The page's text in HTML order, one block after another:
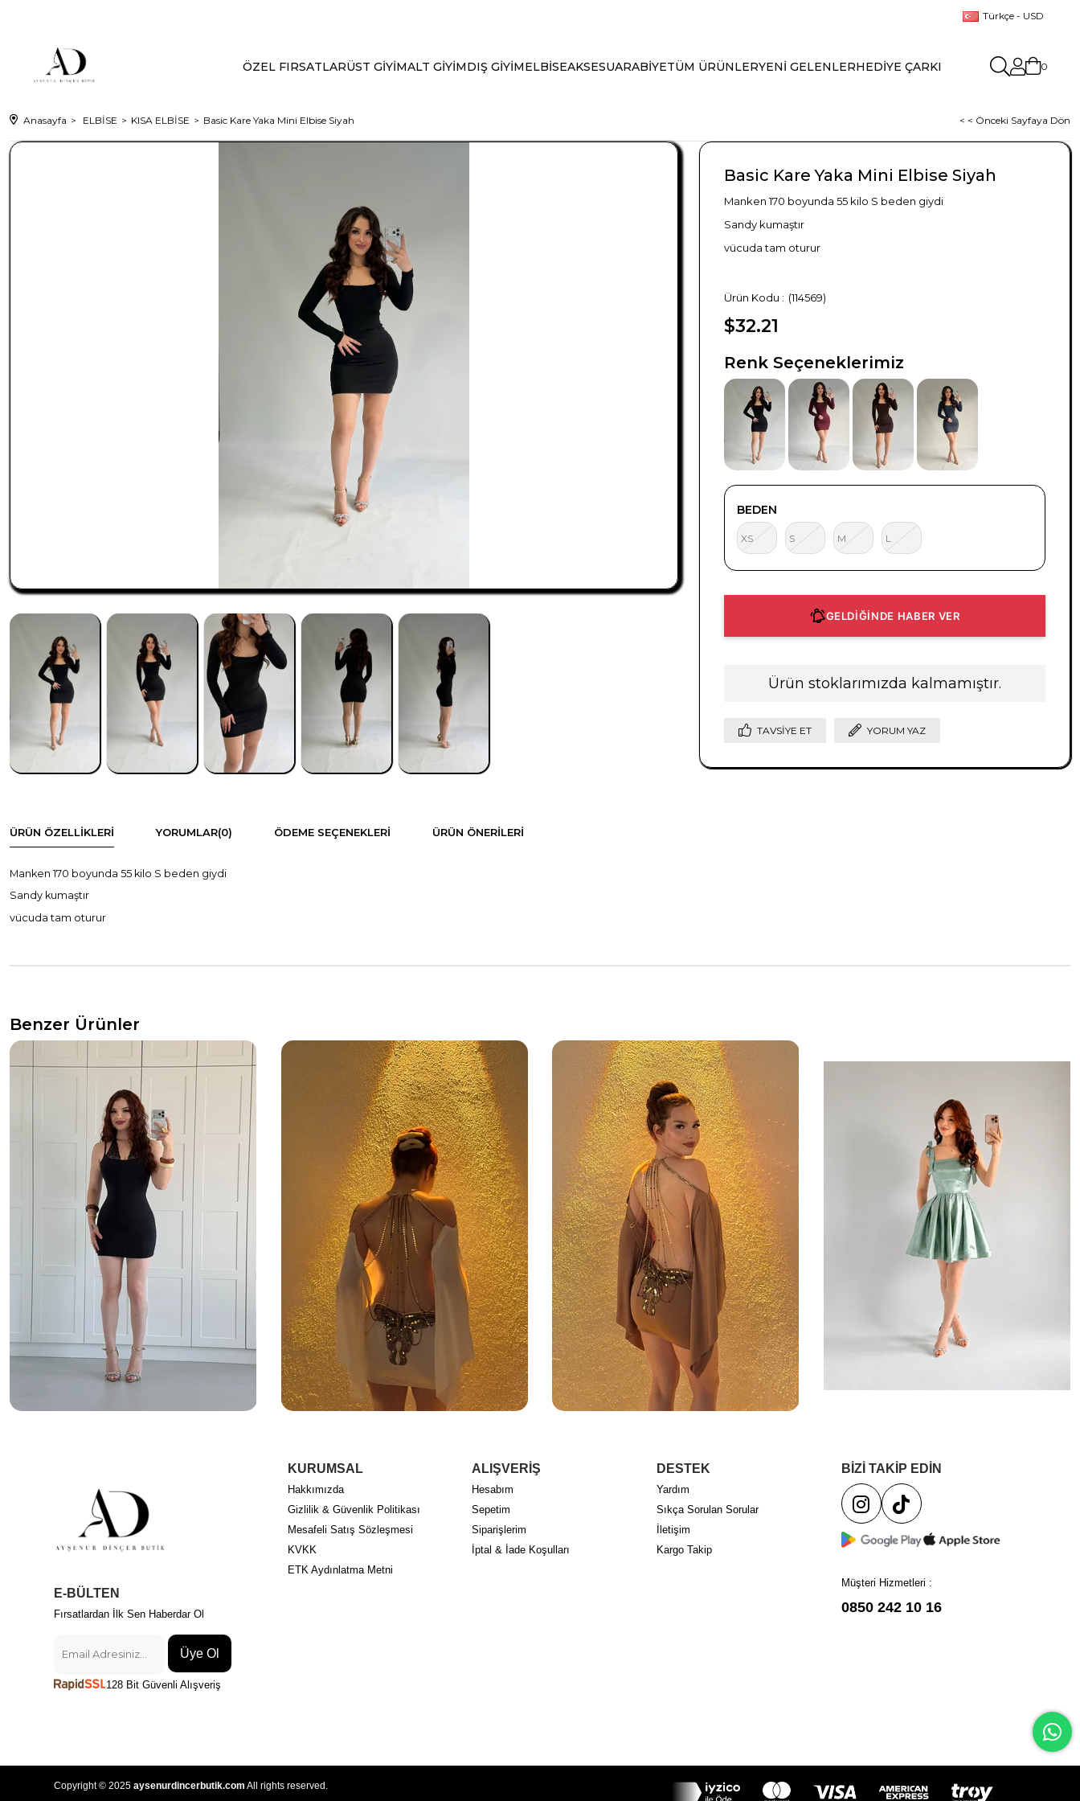
Türkçe - USD
ÖZEL FIRSATLARÜST GİYİMALT GİYİMDIŞ GİYİMELBİSEAKSESUARABİYETÜM ÜRÜNLERYENİ GELENLERHEDİYE ÇARKI 0
Anasayfa ELBİSE KISA ELBİSE Basic Kare Yaka Mini Elbise Siyah < < Önceki Sayfaya Dön
Basic Kare Yaka Mini Elbise Siyah
Manken 170 boyunda 55 kilo S beden giydi
Sandy kumaştır
vücuda tam oturur
(114569)
$32.21
Renk Seçeneklerimiz
BEDEN
XS S M L
GELDİĞİNDE HABER VER
Ürün stoklarımızda kalmamıştır.
TAVSIYE ET YORUM YAZ
ÜRÜN ÖZELLIKLERI YORUMLAR(0) ÖDEME SEÇENEKLERI ÜRÜN ÖNERILERI
Manken 170 boyunda 55 kilo S beden giydi
Sandy kumaştır
vücuda tam oturur
Benzer Ürünler
E-BÜLTEN
Fırsatlardan İlk Sen Haberdar Ol
Üye Ol
128 Bit Güvenli Alışveriş
KURUMSAL
Hakkımızda
Gizlilik & Güvenlik Politikası
Mesafeli Satış Sözleşmesi
KVKK
ETK Aydınlatma Metni
ALIŞVERİŞ
Hesabım
Sepetim
Siparişlerim
İptal & İade Koşulları
DESTEK
Yardım
Sıkça Sorulan Sorular
İletişim
Kargo Takip
BİZİ TAKİP EDİN
Müşteri Hizmetleri :
0850 242 10 16
Copyright © 2025aysenurdincerbutik.com All rights reserved.